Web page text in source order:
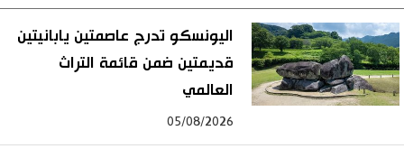
اليونسكو تدرج عاصمتين يابانيتين
قديمتين ضمن قائمة التراث
العالمي
05/08/2026